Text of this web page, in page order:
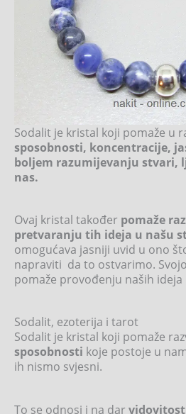
Sodalit je kristal koji pomaže u
sposobnosti, koncentracije,
boljem razumijevanju stvari,
nas.
Ovaj kristal također pomaže
pretvaranju tih ideja u našu
omogućava jasniji uvid u ono
napraviti da to ostvarimo.
pomaže provođenju naših
Sodalit, ezoterija i tarot
Sodalit je kristal koji pomaže
sposobnosti koje postoje u
ih nismo svjesni.
To se odnosi i na dar